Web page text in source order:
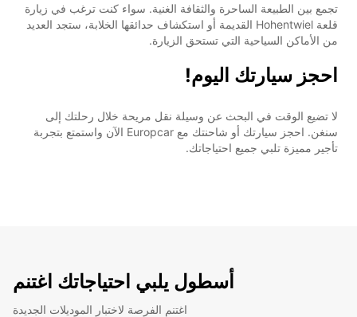
تجمع بين الطبيعة الساحرة والثقافة الغنية. سواء كنت ترغب في زيارة
قلعة Hohentwiel القديمة أو استكشاف حدائقها الخلابة، ستجد العديد
من الأماكن السياحية التي تستحق الزيارة.
احجز سيارتك اليوم!
لا تضيع الوقت في البحث عن وسيلة نقل مريحة خلال رحلتك إلى
سنغن. احجز سيارتك أو شاحنتك مع Europcar الآن واستمتع بتجربة
تأجير مميزة تلبي جميع احتياجاتك.
أسطول يلبي احتياجاتك اغتنم
اغتنم الفرصة لاختبار الموديلات الجديدة